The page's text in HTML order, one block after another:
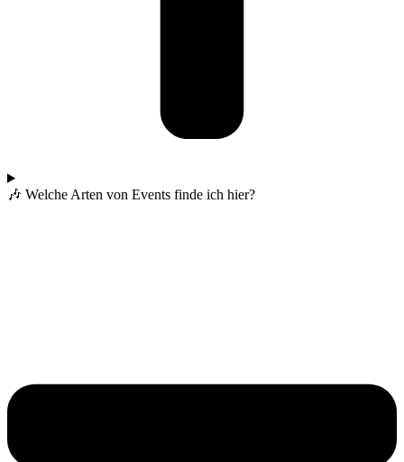
🎶 Welche Arten von Events finde ich hier?